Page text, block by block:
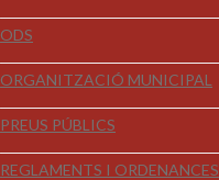
ODS
ORGANITZACIÓ MUNICIPAL
PREUS PÚBLICS
REGLAMENTS I ORDENANCES